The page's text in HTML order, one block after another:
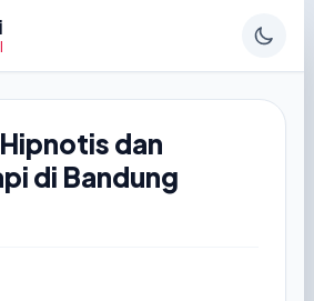
dan
di Bandung